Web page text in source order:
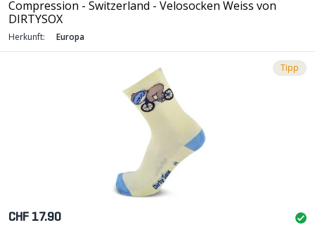
Compression - Switzerland - Velosocken Weiss von
DIRTYSOX
Herkunft: Europa
Tipp
CHF 17.90